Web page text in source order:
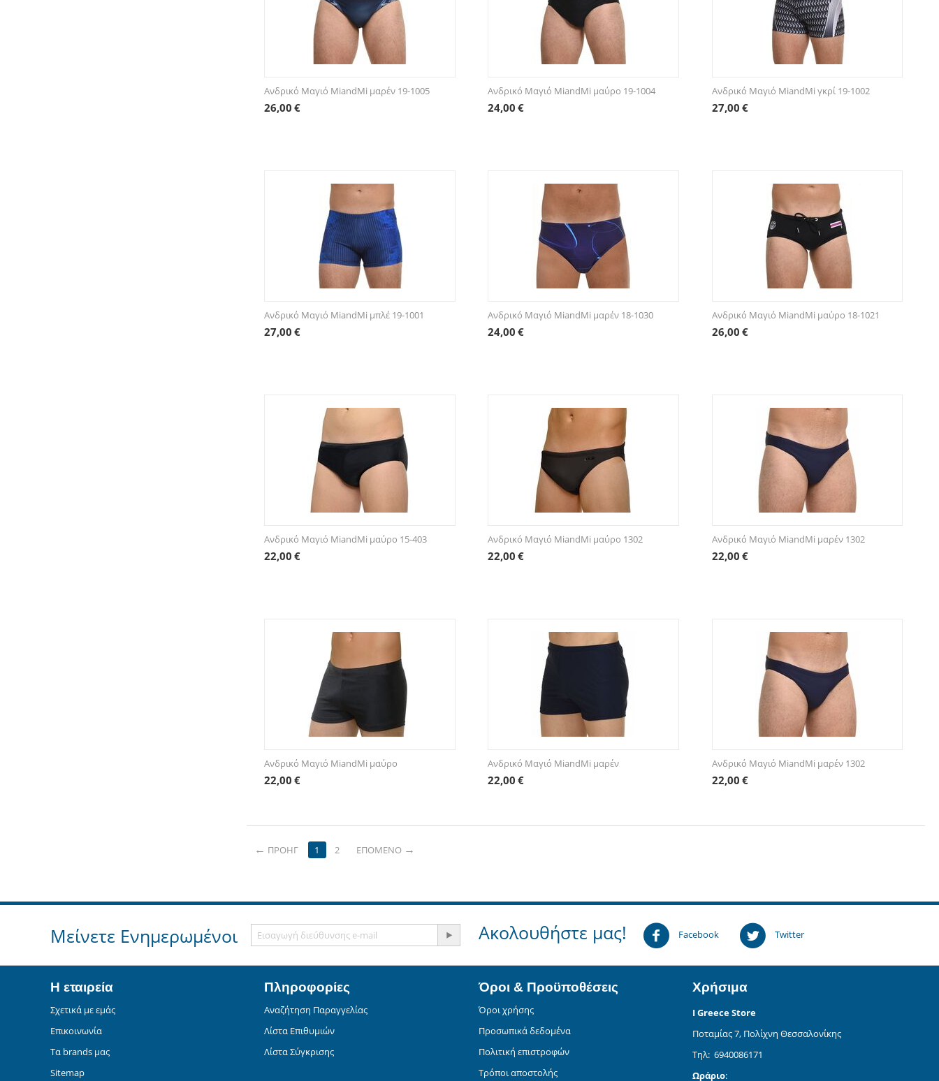
Ανδρικό Μαγιό MiandMi μαρέν 19-1005
26,00 €
Ανδρικό Μαγιό MiandMi μαύρο 19-1004
24,00 €
Ανδρικό Μαγιό MiandMi γκρί 19-1002
27,00 €
Ανδρικό Μαγιό MiandMi μπλέ 19-1001
27,00 €
Ανδρικό Μαγιό MiandMi μαρέν 18-1030
24,00 €
Ανδρικό Μαγιό MiandMi μαύρο 18-1021
26,00 €
Ανδρικό Μαγιό MiandMi μαύρο 15-403
22,00 €
Ανδρικό Μαγιό MiandMi μαύρο 1302
22,00 €
Ανδρικό Μαγιό MiandMi μαρέν 1302
22,00 €
Ανδρικό Μαγιό MiandMi μαύρο
22,00 €
Ανδρικό Μαγιό MiandMi μαρέν
22,00 €
Ανδρικό Μαγιό MiandMi μαρέν 1302
22,00 €
ΠΡΟΗΓ 1 2 ΕΠΌΜΕΝΟ
Μείνετε Ενημερωμένοι Ακολουθήστε μας! Facebook Twitter
Η εταιρεία
Σχετικά με εμάς
Επικοινωνία
Τα brands μας
Sitemap
Πληροφορίες
Αναζήτηση Παραγγελίας
Λίστα Επιθυμιών
Λίστα Σύγκρισης
Όροι & Προϋποθέσεις
Όροι χρήσης
Προσωπικά δεδομένα
Πολιτική επιστροφών
Τρόποι αποστολής
Χρήσιμα
I Greece Store
Ποταμίας 7, Πολίχνη Θεσσαλονίκης
Τηλ: 6940086171
Ωράριο: